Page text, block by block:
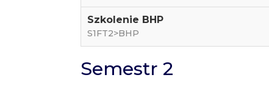
Szkolenie BHP
S1FT2>BHP
Semestr 2